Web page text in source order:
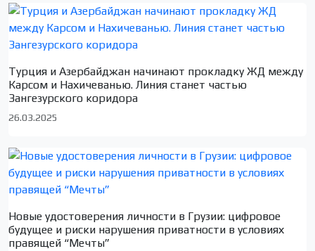
Турция и Азербайджан начинают прокладку ЖД между
Карсом и Нахичеванью. Линия станет частью
Зангезурского коридора
26.03.2025
Новые удостоверения личности в Грузии: цифровое
будущее и риски нарушения приватности в условиях
правящей “Мечты”